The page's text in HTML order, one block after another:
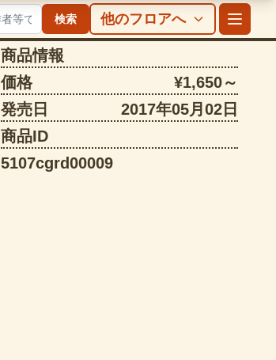
検索 他のフロアへ
商品情報
価格
¥1,650～
発売日
2017年05月02日
商品ID
5107cgrd00009